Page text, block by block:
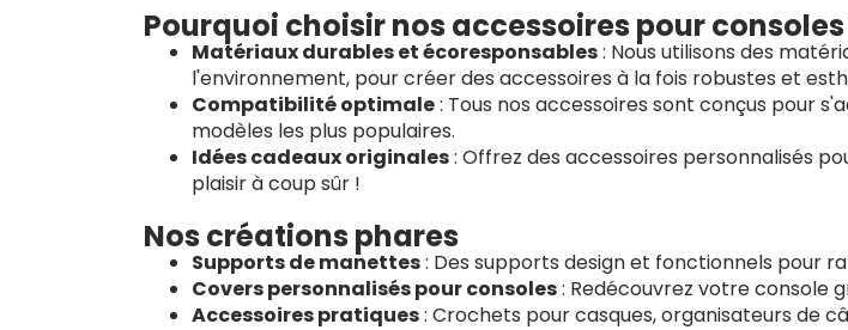
Pourquoi choisir nos accessoires pour
Matériaux durables et écoresponsables: Nous utilisons des
l'environnement, pour créer des accessoires à la fois robustes et
Compatibilité optimale: Tous nos accessoires sont conçus pour
modèles les plus populaires.
Idées cadeaux originales: Offrez des accessoires personnalisés
plaisir à coup sûr !
Nos créations phares
Supports de manettes: Des supports design et fonctionnels pour
Covers personnalisés pour consoles: Redécouvrez votre console
Accessoires pratiques: Crochets pour casques, organisateurs de